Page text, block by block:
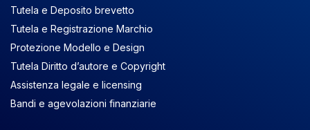
Tutela e Deposito brevetto
Tutela e Registrazione Marchio
Protezione Modello e Design
Tutela Diritto d’autore e Copyright
Assistenza legale e licensing
Bandi e agevolazioni finanziarie